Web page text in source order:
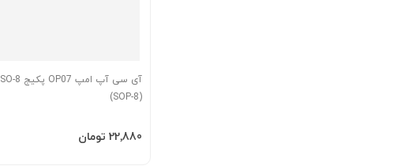
آی سی آپ امپ OP07 پکیج SO-8
(SOP-8)
‎22٬880 تومان
افزودن به سبد